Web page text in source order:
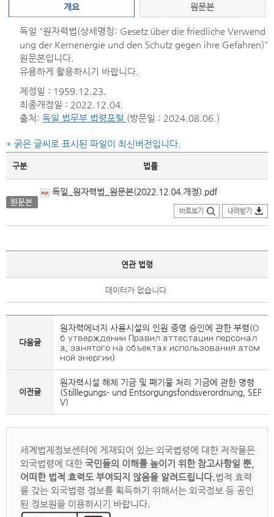
개요 원문본
독일 "원자력법(상세명칭: Gesetz über die friedliche Verwend
ung der Kernenergie und den Schutz gegen ihre Gefahren)"
원문본입니다.
유용하게 활용하시기 바랍니다.
제정일 : 1959.12.23.
최종개정일 : 2022.12.04.
출처: 독일 법무부 법령포털 (방문일 : 2024.08.06.)
* 굵은 글씨로 표시된 파일이 최신버전입니다.
구분 법률
독일_원자력법_원문본(2022.12.04.개정).pdf
바로보기 내려받기
연관 법령
데이터가 없습니다.
다음글
원자력에너지 사용시설의 인원 증명 승인에 관한 부령(О
б утверждении Правил аттестации персонал
а, занятого на объектах использования атом
ной энергии)
이전글
원자력시설 해체 기금 및 폐기물 처리 기금에 관한 명령
(Stilllegungs- und Entsorgungsfondsverordnung, SEF
V)
세계법제정보센터에 게재되어 있는 외국법령에 대한 저작물은
외국법령에 대한 국민들의 이해를 높이기 위한 참고사항일 뿐,
어떠한 법적 효력도 부여되지 않음을 알려드립니다.법적 효력
을 갖는 외국법령 정보를 획득하기 위해서는 외국정보 등 공인
된 정보원을 이용하시기 바랍니다.